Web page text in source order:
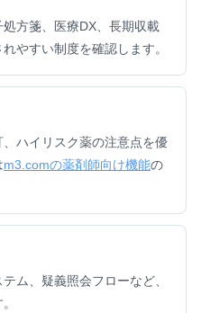
方箋、医療DX、長期収載
やすい制度を確認します。
ハイリスク薬の注意点を優
m3.comの薬剤師向け機能の
ム、疑義照会フローなど、